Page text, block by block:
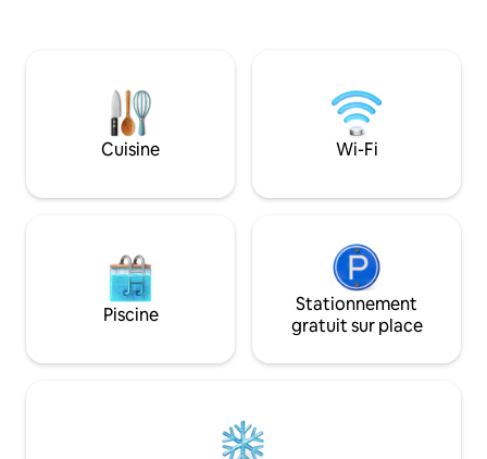
beaucoup de soleil. La taxe de séjour de
50 cents/adulte/nuit doit être payée à
l'arrivée en espèces s'il vous plaît. LE
SAUNA BARIL EST EN SUPPLÉMENT.
famille.
Cuisine Wi-Fi
Piscine
Stationnement
gratuit sur place